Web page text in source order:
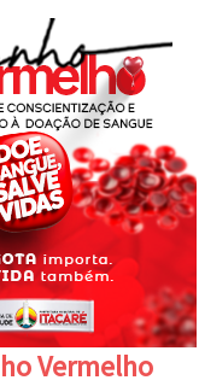
Vermelho